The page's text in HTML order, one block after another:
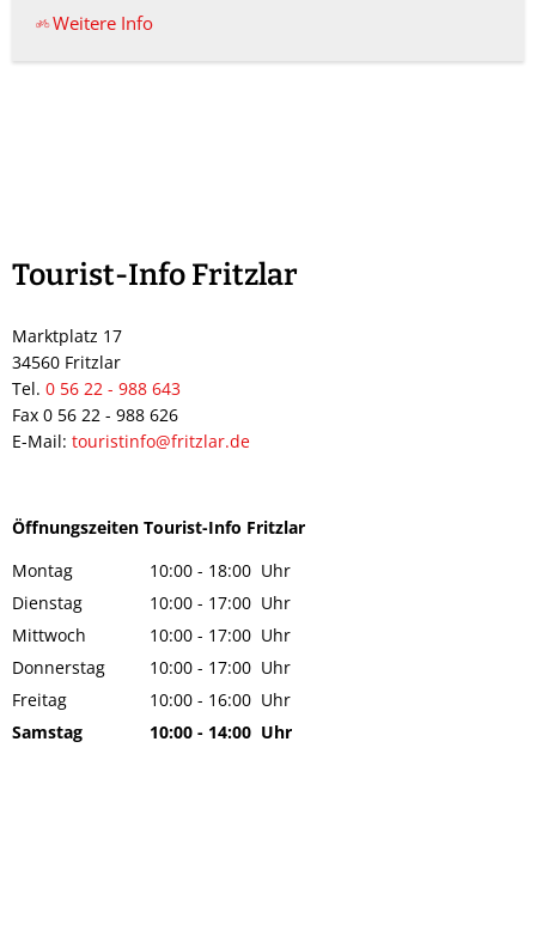
Weitere Info
Tourist-Info Fritzlar
Marktplatz 17
34560 Fritzlar
Tel. 0 56 22 - 988 643
Fax 0 56 22 - 988 626
E-Mail: touristinfo@fritzlar.de
Öffnungszeiten Tourist-Info Fritzlar
Montag
10:00 - 18:00 Uhr
Von 10:00 bis 18:00 Uhr
Dienstag 10:00 - 17:00 Uhr
Von 10:00 bis 17:00 Uhr
Mittwoch 10:00 - 17:00 Uhr
Von 10:00 bis 17:00 Uhr
Donnerstag 10:00 - 17:00 Uhr
Von 10:00 bis 17:00 Uhr
Freitag 10:00 - 16:00 Uhr
Von 10:00 bis 16:00 Uhr
Samstag 10:00 - 14:00 Uhr